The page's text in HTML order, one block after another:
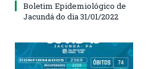
Boletim Epidemiológico de
Jacundá do dia 31/01/2022